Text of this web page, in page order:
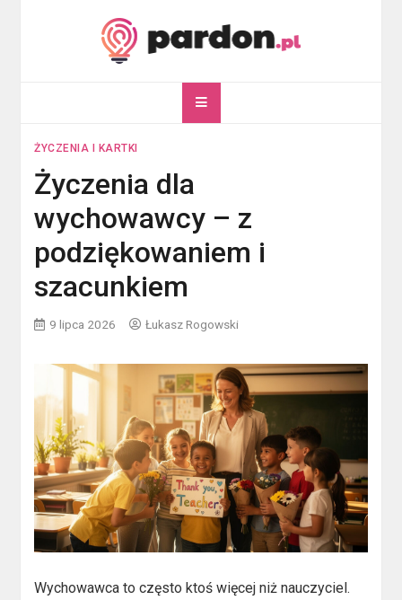
pardon.pl
ŻYCZENIA I KARTKI
Życzenia dla
wychowawcy – z
podziękowaniem i
szacunkiem
9 lipca 2026 Łukasz Rogowski
Wychowawca to często ktoś więcej niż nauczyciel.